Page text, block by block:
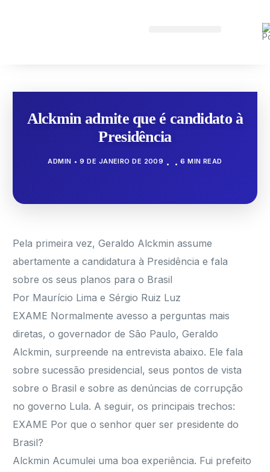
Alckmin admite que é candidato à
Presidência
ADMIN 9 DE JANEIRO DE 2009 6 MIN READ
Pela primeira vez, Geraldo Alckmin assume
abertamente a candidatura à Presidência e fala
sobre os seus planos para o Brasil
Por Maurício Lima e Sérgio Ruiz Luz
EXAME Normalmente avesso a perguntas mais
diretas, o governador de São Paulo, Geraldo
Alckmin, surpreende na entrevista abaixo. Ele fala
sobre sucessão presidencial, seus pontos de vista
sobre o Brasil e sobre as denúncias de corrupção
no governo Lula. A seguir, os principais trechos:
EXAME Por que o senhor quer ser presidente do
Brasil?
Alckmin Acumulei uma boa experiência. Fui prefeito